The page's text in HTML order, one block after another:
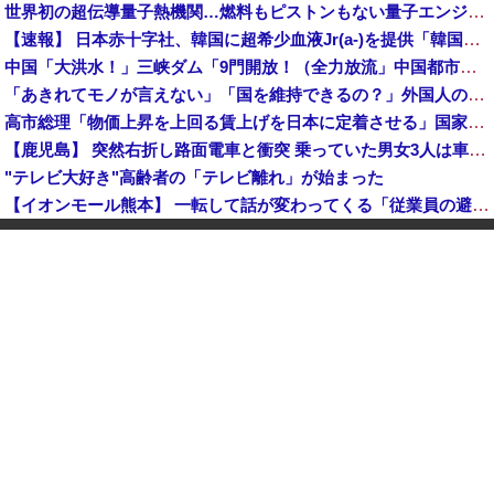
世界初の超伝導量子熱機関…燃料もピストンもない量子エンジンが回った！
【速報】 日本赤十字社、韓国に超希少血液Jr(a-)を提供「韓国内では適合する血液を確保できなかった」※今回で4回目
中国「大洪水！」三峡ダム「9門開放！（全力放流」中国都市「三峡沿線の道路水没」中国政府「高速道路封鎖！」中国ダム「緊急放流に合わせて開門（土砂崩れ発生」→
「あきれてモノが言えない」「国を維持できるの？」外国人の永住許可要件の厳格化で在日中国人の本音は？
高市総理「物価上昇を上回る賃上げを日本に定着させる」国家公務員月給3.51％増へ 地方公務員も追随する見通し
【鹿児島】 突然右折し路面電車と衝突 乗っていた男女3人は車を放置しダッシュで逃走中
"テレビ大好き"高齢者の「テレビ離れ」が始まった
【イオンモール熊本】 一転して話が変わってくる「従業員の避難誘導の証言が複数」イオン側が社内規定に抵触していた疑い
1944年7月、グアム島に上陸作戦を展開する米海兵隊を空撮！